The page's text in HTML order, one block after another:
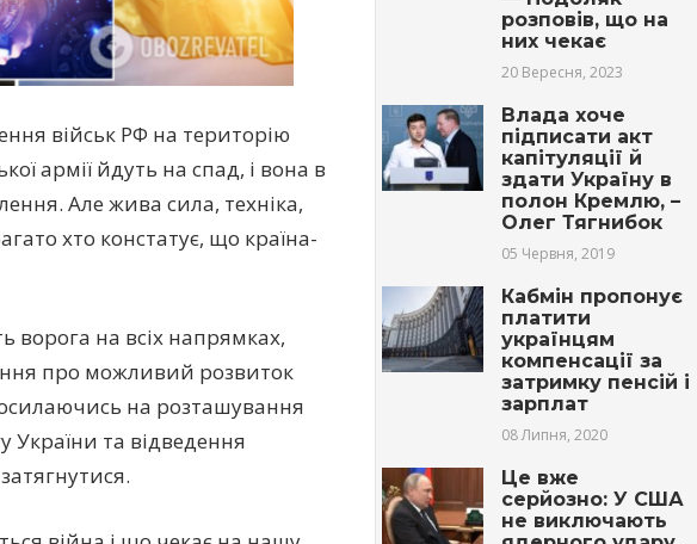
військ РФ на територію
армії йдуть на спад, і вона в
Але жива сила, техніка,
хто констатує, що країна-
ворога на всіх напрямках,
про можливий розвиток
на розташування
України та відведення
розповів, що на
них чекає
20 Вересня, 2023
Влада хоче
підписати акт
капітуляції й
здати Україну в
полон Кремлю, –
Олег Тягнибок
05 Червня, 2019
Кабмін пропонує
платити
українцям
компенсації за
затримку пенсій і
зарплат
08 Липня, 2020
Це вже
серйозно: У США
не виключають